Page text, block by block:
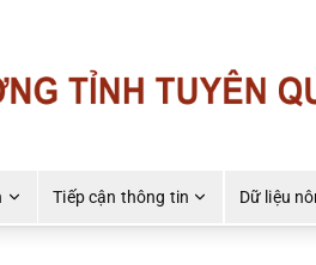
Tiếp cận thông tin Dữ liệu